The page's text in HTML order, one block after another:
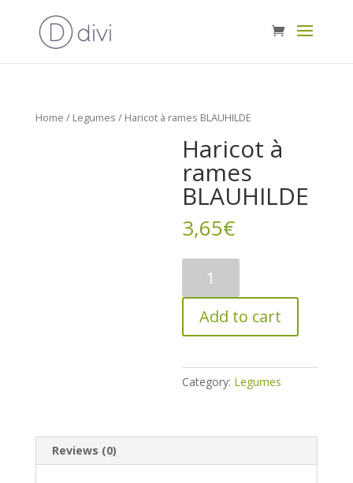
Home / Legumes / Haricot à rames BLAUHILDE
Haricot à
rames
BLAUHILDE
3,65€
rames
BLAUHILDE
quantity
Add to cart
Category: Legumes
Reviews (0)